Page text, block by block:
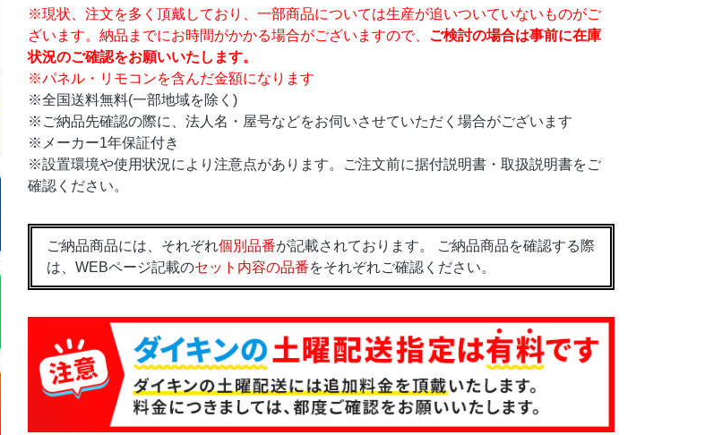
※現状、注文を多く頂戴しており、一部商品については生産が追いついていないものがご
ざいます。納品までにお時間がかかる場合がございますので、 ご検討の場合は事前に在庫
状況のご確認をお願いいたします。
※パネル・リモコンを含んだ金額になります
※全国送料無料(一部地域を除く)
※ご納品先確認の際に、法人名・屋号などをお伺いさせていただく場合がございます
※メーカー1年保証付き
※設置環境や使用状況により注意点があります。ご注文前に据付説明書・取扱説明書をご
確認ください。
ご納品商品には、それぞれ個別品番が記載されております。 ご納品商品を確認する際
は、WEBページ記載のセット内容の品番をそれぞれご確認ください。